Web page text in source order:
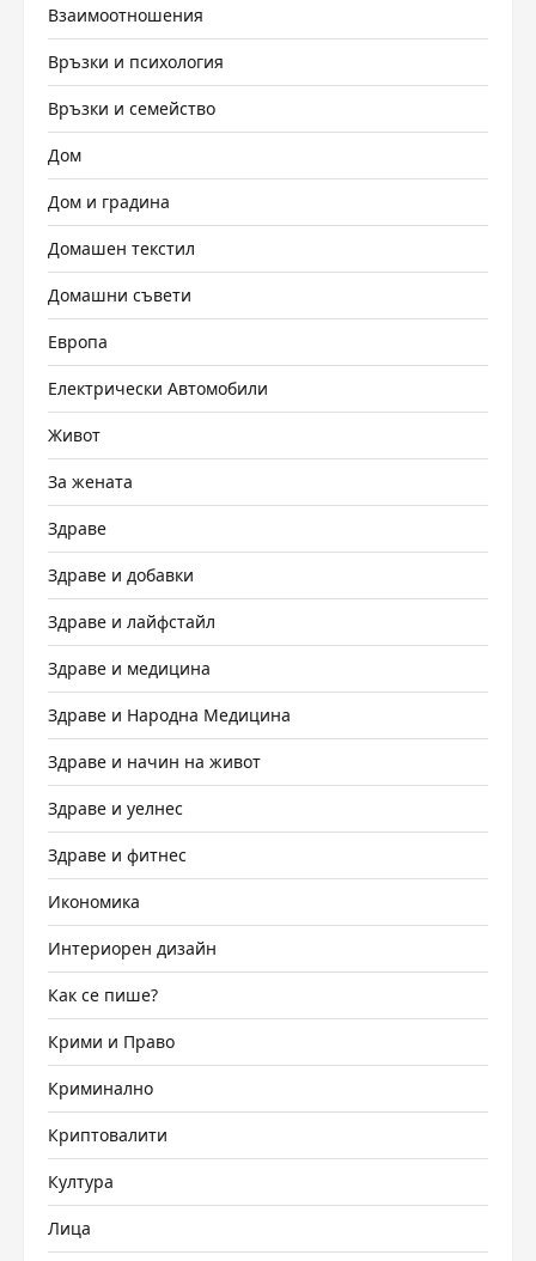
Взаимоотношения
Връзки и психология
Връзки и семейство
Дом
Дом и градина
Домашен текстил
Домашни съвети
Европа
Електрически Автомобили
Живот
За жената
Здраве
Здраве и добавки
Здраве и лайфстайл
Здраве и медицина
Здраве и Народна Медицина
Здраве и начин на живот
Здраве и уелнес
Здраве и фитнес
Икономика
Интериорен дизайн
Как се пише?
Крими и Право
Криминално
Криптовалити
Култура
Лица